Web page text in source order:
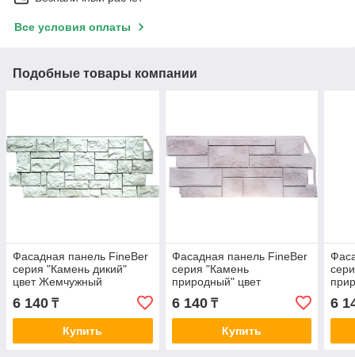
Все условия оплаты
Подобные товары компании
Фасадная панель FineBer
серия "Камень дикий"
цвет Жемчужный
6 140 ₸
Купить
Фасадная панель FineBer
серия "Камень
природный" цвет
Жемчужный
6 140₸
Купить
6